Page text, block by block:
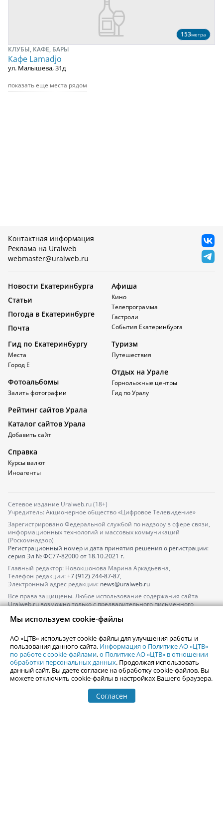
153метра
КЛУБЫ, КАФЕ, БАРЫ
Кафе Lamadjo
ул. Малышева, 31д
показать еще места рядом
Контактная информация
Реклама на Uralweb
webmaster@uralweb.ru
Новости Екатеринбурга
Статьи
Погода в Екатеринбурге
Почта
Афиша
Кино
Телепрограмма
Гастроли
События Екатеринбурга
Гид по Екатеринбургу
Места
Город Е
Фотоальбомы
Залить фотографии
Туризм
Путешествия
Отдых на Урале
Горнолыжные центры
Гид по Уралу
Рейтинг сайтов Урала
Каталог сайтов Урала
Добавить сайт
Справка
Курсы валют
Иноагенты
Сетевое издание Uralweb.ru (18+)
Учредитель: Акционерное общество «Цифровое Телевидение»
Зарегистрировано Федеральной службой по надзору в сфере связи,
информационных технологий и массовых коммуникаций
(Роскомнадзор)
Регистрационный номер и дата принятия решения о регистрации:
серия Эл № ФС77-82000от 18.10.2021 г.
Главный редактор: Новокшонова Марина Аркадьевна,
Телефон редакции: +7 (912) 244-87-87,
Электронный адрес редакции: news@uralweb.ru
Все права защищены. Любое использование содержания сайта
Uralweb.ru возможно только с предварительного письменного
По вопросам размещения рекламы обращайтесь по тел.
По вопросам размещения информации в разделе «Афиша»
afisha@uralweb.ru
Пользовательское соглашение на использование сайта
Политика АО «ЦТВ» в отношении обработки персональных данных
Мы используем cookie-файлы
АО «ЦТВ» использует cookie-файлы для улучшения работы и
пользования данного сайта. Информация о Политике АО «ЦТВ»
по работе с cookie-файлами,о Политике АО «ЦТВ» в отношении
обработки персональных данных. Продолжая использовать
данный сайт, Вы даете согласие на обработку cookie-файлов. Вы
можете отключить cookie-файлы в настройках Вашего браузера.
Согласен